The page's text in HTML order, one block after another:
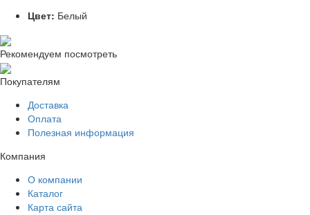
Цвет: Белый
Рекомендуем посмотреть
Покупателям
Доставка
Оплата
Полезная информация
Компания
О компании
Каталог
Карта сайта